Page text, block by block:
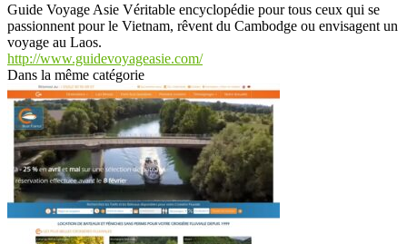
Guide Voyage Asie Véritable encyclopédie pour tous ceux qui se
passionnent pour le Vietnam, rêvent du Cambodge ou envisagent un
voyage au Laos.
http://www.guidevoyageasie.com/
Dans la même catégorie